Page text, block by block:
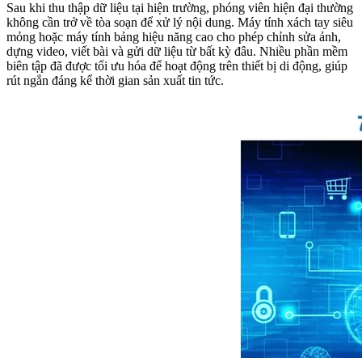
Sau khi thu thập dữ liệu tại hiện trường, phóng viên hiện đại thường
không cần trở về tòa soạn để xử lý nội dung. Máy tính xách tay siêu
mỏng hoặc máy tính bảng hiệu năng cao cho phép chỉnh sửa ảnh,
dựng video, viết bài và gửi dữ liệu từ bất kỳ đâu. Nhiều phần mềm
biên tập đã được tối ưu hóa để hoạt động trên thiết bị di động, giúp
rút ngắn đáng kể thời gian sản xuất tin tức.